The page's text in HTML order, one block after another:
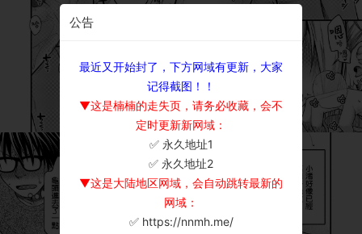
公告
最近又开始封了，下方网域有更新，大家
记得截图！！
▼这是楠楠的走失页，请务必收藏，会不
定时更新新网域：
✅ 永久地址1
✅ 永久地址2
▼这是大陆地区网域，会自动跳转最新的
网域：
✅ https://nnmh.me/